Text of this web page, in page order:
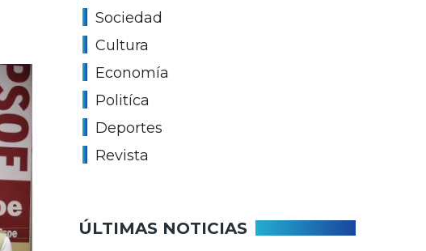
Sociedad
Cultura
Economía
Politíca
Deportes
Revista
ÚLTIMAS NOTICIAS